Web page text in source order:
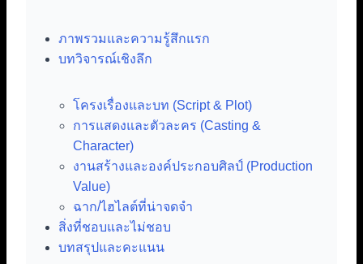
ภาพรวมและความรู้สึกแรก
บทวิจารณ์เชิงลึก
โครงเรื่องและบท (Script & Plot)
การแสดงและตัวละคร (Casting &
Character)
งานสร้างและองค์ประกอบศิลป์ (Production
Value)
ฉาก/ไฮไลต์ที่น่าจดจำ
สิ่งที่ชอบและไม่ชอบ
บทสรุปและคะแนน